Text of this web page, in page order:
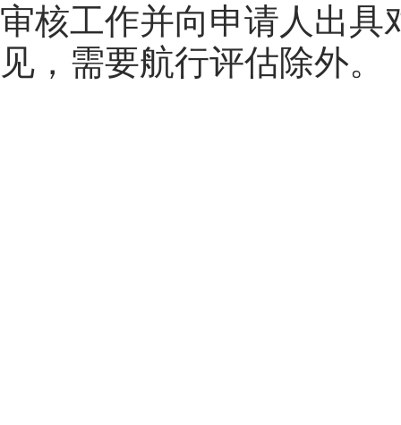
审核工作并向申请人出具
见，需要航行评估除外。